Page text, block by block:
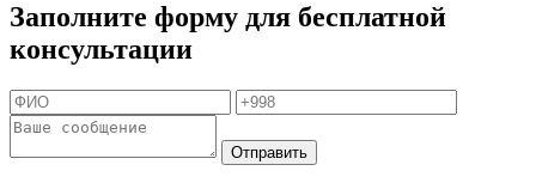
Заполните форму для бесплатной
консультации
Отправить